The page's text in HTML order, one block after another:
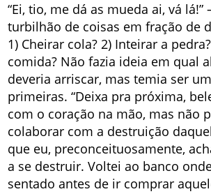
“Ei, tio, me dá as mueda ai, vá
turbilhão de coisas em fração de
1) Cheirar cola? 2) Inteirar a
comida? Não fazia ideia em qual
deveria arriscar, mas temia ser
primeiras. “Deixa pra próxima,
com o coração na mão, mas não
colaborar com a destruição
que eu, preconceituosamente,
a se destruir. Voltei ao banco
sentado antes de ir comprar